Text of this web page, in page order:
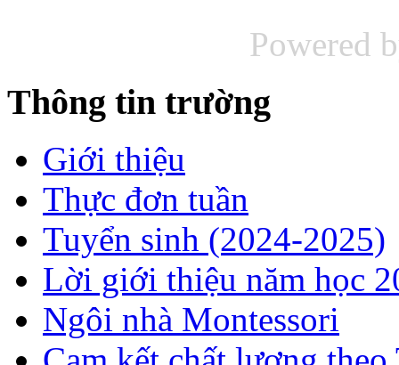
Powered
Thông tin trường
Giới thiệu
Thực đơn tuần
Tuyển sinh (2024-2025)
Lời giới thiệu năm học
Ngôi nhà Montessori